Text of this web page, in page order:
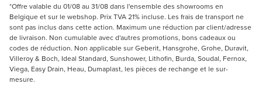
*Offre valable du 01/08 au 31/08 dans l'ensemble des showrooms en
Belgique et sur le webshop. Prix TVA 21% incluse. Les frais de transport ne
sont pas inclus dans cette action. Maximum une réduction par client/adresse
de livraison. Non cumulable avec d'autres promotions, bons cadeaux ou
codes de réduction. Non applicable sur Geberit, Hansgrohe, Grohe, Duravit,
Villeroy & Boch, Ideal Standard, Sunshower, Lithofin, Burda, Soudal, Fernox,
Viega, Easy Drain, Heau, Dumaplast, les pièces de rechange et le sur-
mesure.